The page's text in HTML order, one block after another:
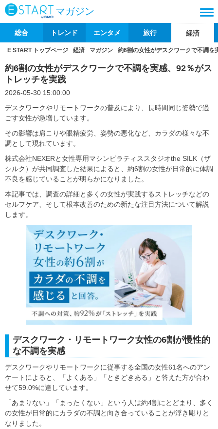
マガジン
総合 トレンド エンタメ 旅行 経済
E START トップページ 経済 マガジン 約6割の女性がデスクワークで不調を
約6割の女性がデスクワークで不調を実感、92％がス
トレッチを実践
2026-05-30 15:00:00
デスクワークやリモートワークの普及により、長時間同じ姿勢で過
ごす女性が急増しています。
その影響は肩こりや眼精疲労、姿勢の悪化など、カラダの様々な不
調として現れています。
株式会社NEXERと女性専用マシンピラティススタジオthe SILK（ザ
シルク）が共同調査した結果によると、約6割の女性が日常的に体調
不良を感じていることが明らかになりました。
本記事では、調査の詳細と多くの女性が実践するストレッチなどの
セルフケア、そして根本改善のための新たな注目方法について解説
します。
デスクワーク・リモートワーク女性の6割が慢性的
な不調を実感
デスクワークやリモートワークに従事する全国の女性61名へのアン
ケートによると、「よくある」「ときどきある」と答えた方が合わ
せて59.0%に達しています。
「あまりない」「まったくない」という人は約4割にとどまり、多く
の女性が日常的にカラダの不調と向き合っていることが浮き彫りと
なりました。